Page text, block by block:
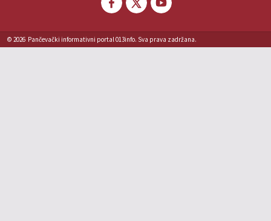
© 2026 Pančevački informativni portal 013info. Sva prava zadržana.